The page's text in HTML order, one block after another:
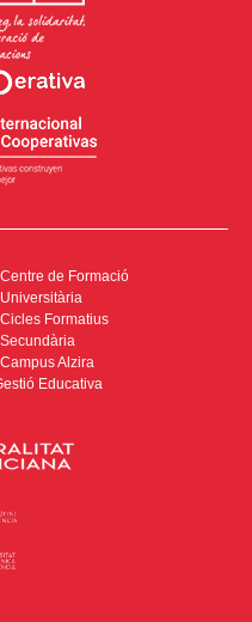
de Formació
Formatius
Alzira
Educativa